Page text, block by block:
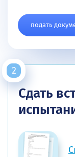
подать
Сдать